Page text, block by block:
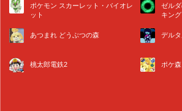
ポケモン スカーレット・バイオレ
ット
ゼル
キン
あつまれ どうぶつの森 デル
桃太郎電鉄2 ポケ